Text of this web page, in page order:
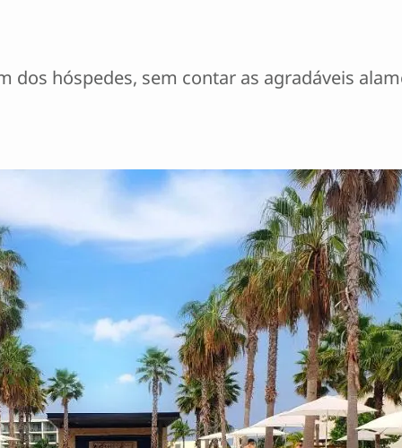
dos hóspedes, sem contar as agradáveis